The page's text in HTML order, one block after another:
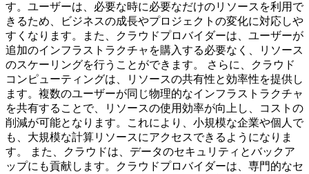
す。ユーザーは、必要な時に必要なだけのリソースを利用で
きるため、ビジネスの成長やプロジェクトの変化に対応しや
すくなります。また、クラウドプロバイダーは、ユーザーが
追加のインフラストラクチャを購入する必要なく、リソース
のスケーリングを行うことができます。 さらに、クラウド
コンピューティングは、リソースの共有性と効率性を提供し
ます。複数のユーザーが同じ物理的なインフラストラクチャ
を共有することで、リソースの使用効率が向上し、コストの
削減が可能となります。これにより、小規模な企業や個人で
も、大規模な計算リソースにアクセスできるようになりま
す。 また、クラウドは、データのセキュリティとバックア
ップにも貢献します。クラウドプロバイダーは、専門的なセ